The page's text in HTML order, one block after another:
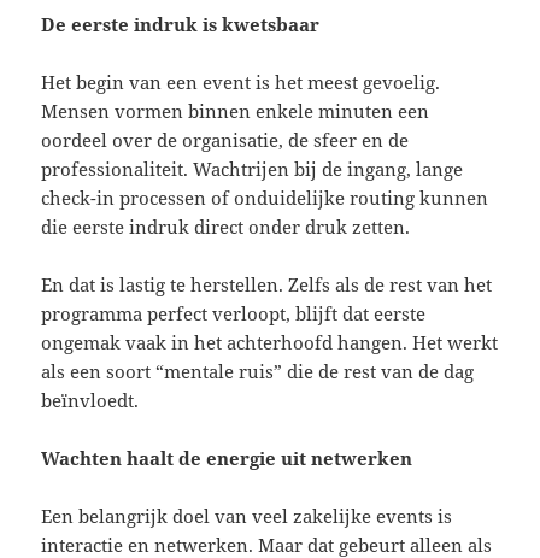
De eerste indruk is kwetsbaar
Het begin van een event is het meest gevoelig.
Mensen vormen binnen enkele minuten een
oordeel over de organisatie, de sfeer en de
professionaliteit. Wachtrijen bij de ingang, lange
check-in processen of onduidelijke routing kunnen
die eerste indruk direct onder druk zetten.
En dat is lastig te herstellen. Zelfs als de rest van het
programma perfect verloopt, blijft dat eerste
ongemak vaak in het achterhoofd hangen. Het werkt
als een soort “mentale ruis” die de rest van de dag
beïnvloedt.
Wachten haalt de energie uit netwerken
Een belangrijk doel van veel zakelijke events is
interactie en netwerken. Maar dat gebeurt alleen als